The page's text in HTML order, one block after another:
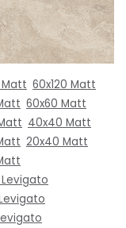
Matt 60x120 Matt
60x60 Matt
40x40 Matt
20x40 Matt
Levigato